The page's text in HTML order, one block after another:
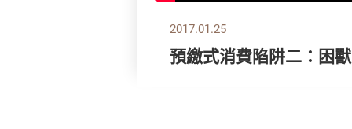
2017.01.25
預繳式消費陷阱二：困